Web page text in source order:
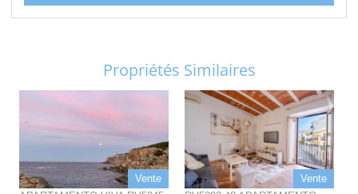
Propriétés Similaires
Vente
Vente